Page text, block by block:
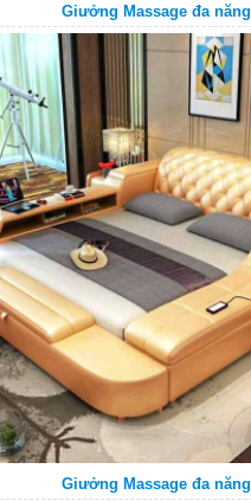
Giưởng Massage đa năng
Giưởng Massage đa năng